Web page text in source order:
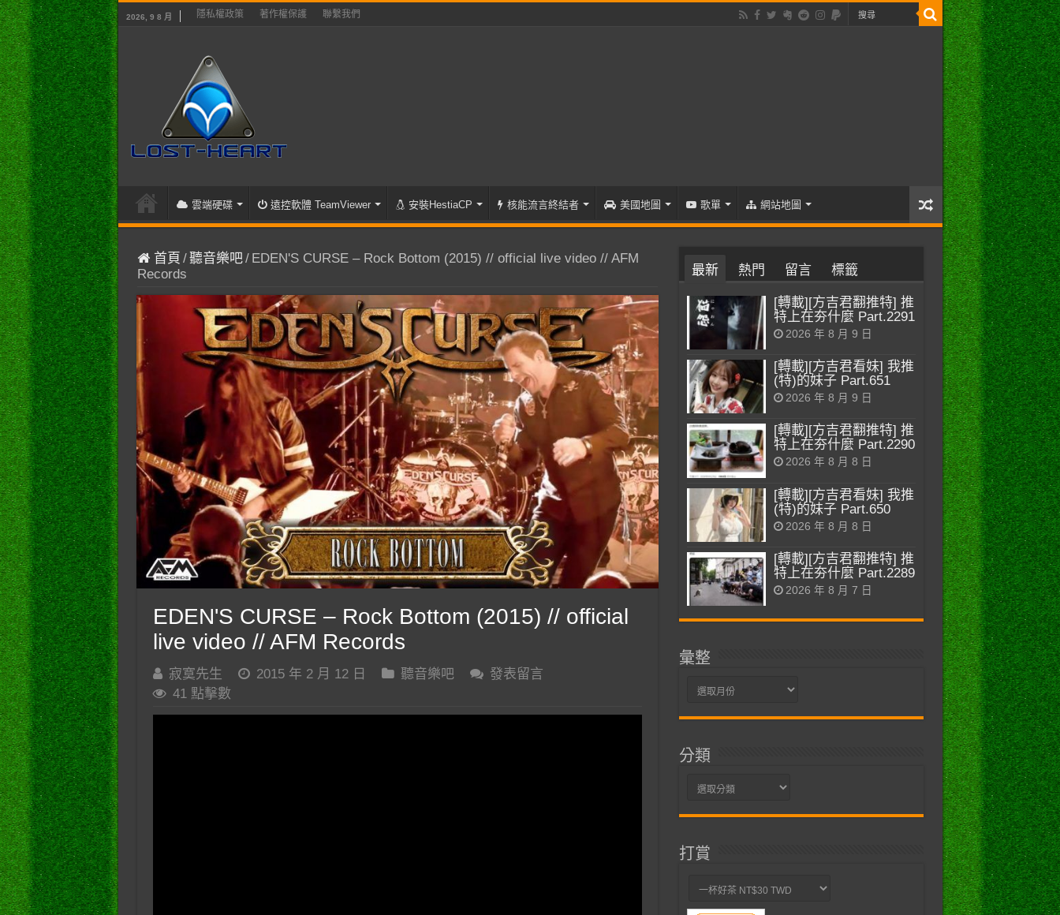
2026, 9 8 月 隱私權政策 著作權保護 聯繫我們
雲端硬碟 遠控軟體 TeamViewer 安裝HestiaCP 核能流言終結者 美國地圖 歌單 網站地圖
首頁 /聽音樂吧/ EDEN'S CURSE – Rock Bottom (2015) // official live video // AFM
Records
EDEN'S CURSE – Rock Bottom (2015) // official
live video // AFM Records
寂寞先生 2015 年 2 月 12 日 聽音樂吧
發表留言
41 點擊數
最新 熱門 留言 標籤
[轉載][方吉君翻推特] 推
特上在夯什麼 Part.2291
2026 年 8 月 9 日
[轉載][方吉君看妹] 我推
(特)的妹子 Part.651
2026 年 8 月 9 日
[轉載][方吉君翻推特] 推
特上在夯什麼 Part.2290
2026 年 8 月 8 日
[轉載][方吉君看妹] 我推
(特)的妹子 Part.650
2026 年 8 月 8 日
[轉載][方吉君翻推特] 推
特上在夯什麼 Part.2289
2026 年 8 月 7 日
彙整
彙
分類
分
打賞